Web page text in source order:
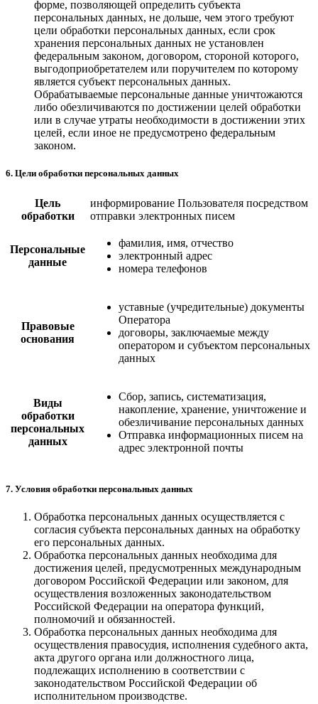
форме, позволяющей определить субъекта
персональных данных, не дольше, чем этого требуют
цели обработки персональных данных, если срок
хранения персональных данных не установлен
федеральным законом, договором, стороной которого,
выгодоприобретателем или поручителем по которому
является субъект персональных данных.
Обрабатываемые персональные данные уничтожаются
либо обезличиваются по достижении целей обработки
или в случае утраты необходимости в достижении этих
целей, если иное не предусмотрено федеральным
законом.
6. Цели обработки персональных данных
Цель
обработки
информирование Пользователя посредством
отправки электронных писем
Персональные
данные
фамилия, имя, отчество
электронный адрес
номера телефонов
Правовые
основания
уставные (учредительные) документы
Оператора
договоры, заключаемые между
оператором и субъектом персональных
данных
Виды
обработки
персональных
данных
Сбор, запись, систематизация,
накопление, хранение, уничтожение и
обезличивание персональных данных
Отправка информационных писем на
адрес электронной почты
7. Условия обработки персональных данных
Обработка персональных данных осуществляется с
согласия субъекта персональных данных на обработку
его персональных данных.
Обработка персональных данных необходима для
достижения целей, предусмотренных международным
договором Российской Федерации или законом, для
осуществления возложенных законодательством
Российской Федерации на оператора функций,
полномочий и обязанностей.
Обработка персональных данных необходима для
осуществления правосудия, исполнения судебного акта,
акта другого органа или должностного лица,
подлежащих исполнению в соответствии с
законодательством Российской Федерации об
исполнительном производстве.